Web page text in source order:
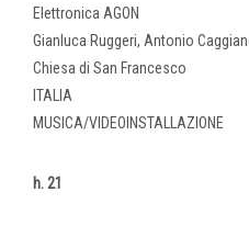
Elettronica AGON
Gianluca Ruggeri, Antonio
Chiesa di San Francesco
ITALIA
MUSICA/VIDEOINSTALLAZIONE
h. 21